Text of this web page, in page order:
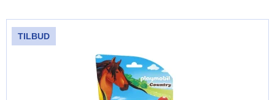
TILBUD